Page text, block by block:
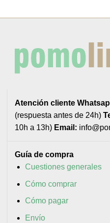
Atención cliente
(respuesta antes de 24h)
10h a 13h) Email:
Guía de compra
Cuestiones generales
Cómo comprar
Cómo pagar
Envío